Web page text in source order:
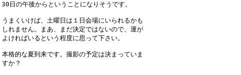
30日の午後からということになりそうです。
うまくいけば、土曜日は１日会場にいられるかも
しれません。まあ、まだ決定ではないので、運が
よければいるという程度に思って下さい。
本格的な夏到来です。撮影の予定は決まっていま
すか？